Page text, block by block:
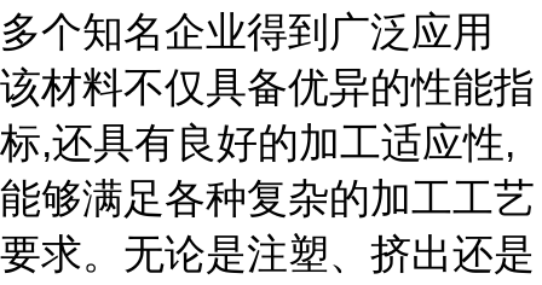
多个知名企业得到广泛应用
该材料不仅具备优异的性能指
标,还具有良好的加工适应性,
能够满足各种复杂的加工工艺
要求。无论是注塑、挤出还是